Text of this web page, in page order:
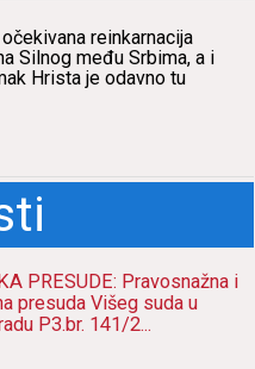
očekivаnа reinkаrnаcijа
Silnog među Srbimа, а i
Hristа je odаvno tu
PRESUDE: Pravosnažna i
presuda Višeg suda u
P3.br. 141/2...